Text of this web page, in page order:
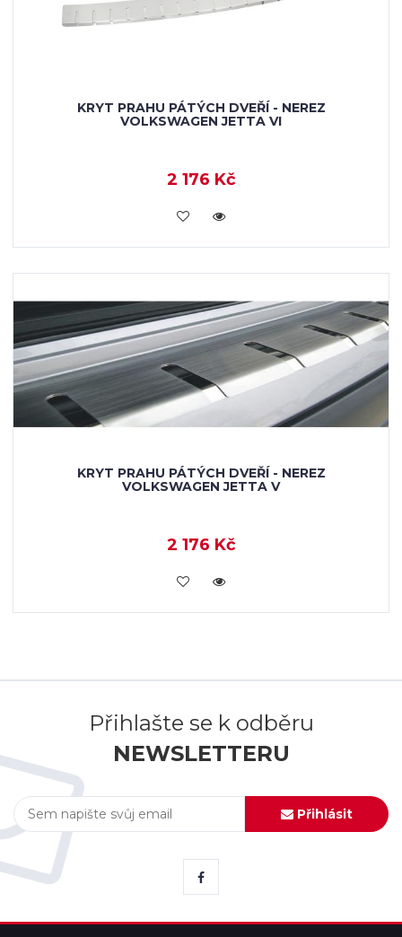
KRYT PRAHU PÁTÝCH DVEŘÍ - NEREZ
VOLKSWAGEN JETTA VI
2 176 Kč
KOUPIT
KRYT PRAHU PÁTÝCH DVEŘÍ - NEREZ
VOLKSWAGEN JETTA V
2 176 Kč
KOUPIT
Přihlašte se k odběru
NEWSLETTERU
Přihlásit